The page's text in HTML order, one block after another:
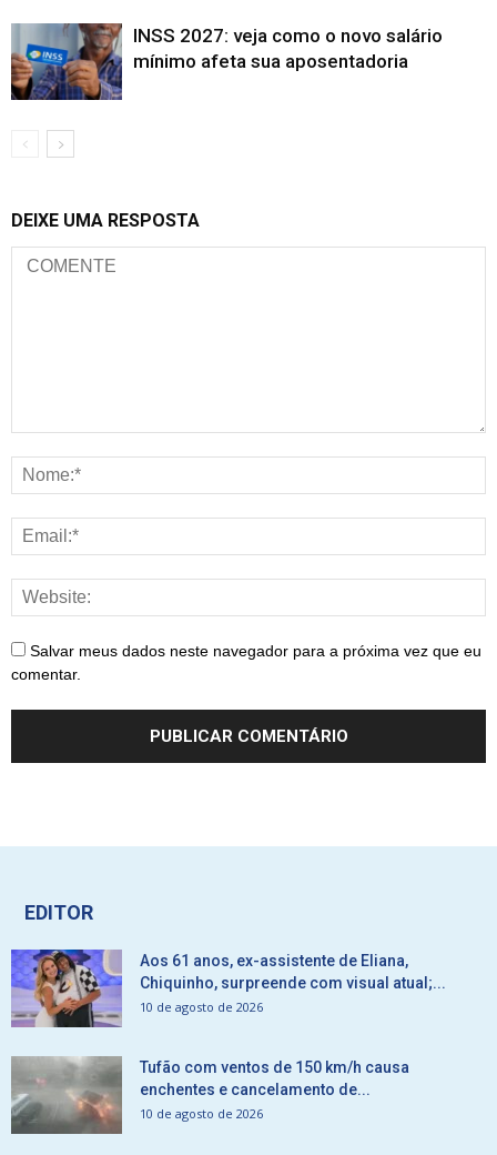
INSS 2027: veja como o novo salário
mínimo afeta sua aposentadoria
DEIXE UMA RESPOSTA
Salvar meus dados neste navegador para a próxima vez que eu
comentar.
EDITOR
Aos 61 anos, ex-assistente de Eliana,
Chiquinho, surpreende com visual atual;...
10 de agosto de 2026
Tufão com ventos de 150 km/h causa
enchentes e cancelamento de...
10 de agosto de 2026